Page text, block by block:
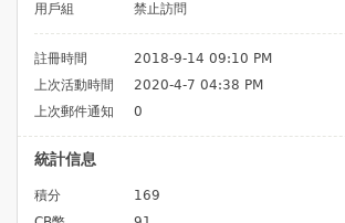
用戶組
禁止訪問
註冊時間 2018-9-14 09:10 PM
上次活動時間
2020-4-7 04:38 PM
上次郵件通知
0
統計信息
積分 169